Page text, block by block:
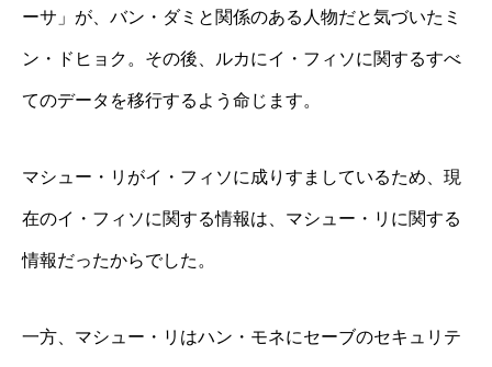
ーサ」が、バン・ダミと関係のある人物だと気づいたミ
ン・ドヒョク。その後、ルカにイ・フィソに関するすべ
てのデータを移行するよう命じます。
マシュー・リがイ・フィソに成りすましているため、現
在のイ・フィソに関する情報は、マシュー・リに関する
情報だったからでした。
一方、マシュー・リはハン・モネにセーブのセキュリテ